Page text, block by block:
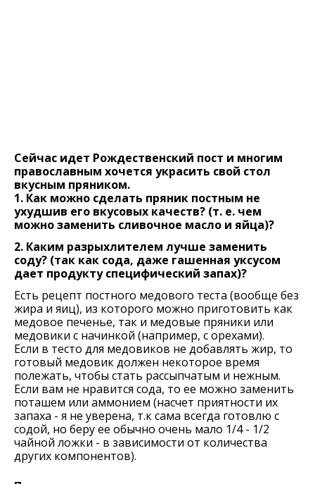
Сейчас идет Рождественский пост и многим
православным хочется украсить свой стол
вкусным пряником.
1. Как можно сделать пряник постным не
ухудшив его вкусовых качеств? (т. е. чем
можно заменить сливочное масло и яйца)?
2. Каким разрыхлителем лучше заменить
соду? (так как сода, даже гашенная уксусом
дает продукту специфический запах)?
Есть рецепт постного медового теста (вообще без
жира и яиц), из которого можно приготовить как
медовое печенье, так и медовые пряники или
медовики с начинкой (например, с орехами).
Если в тесто для медовиков не добавлять жир, то
готовый медовик должен некоторое время
полежать, чтобы стать рассыпчатым и нежным.
Если вам не нравится сода, то ее можно заменить
поташем или аммонием (насчет приятности их
запаха - я не уверена, т.к сама всегда готовлю с
содой, но беру ее обычно очень мало 1/4 - 1/2
чайной ложки - в зависимости от количества
других компонентов).